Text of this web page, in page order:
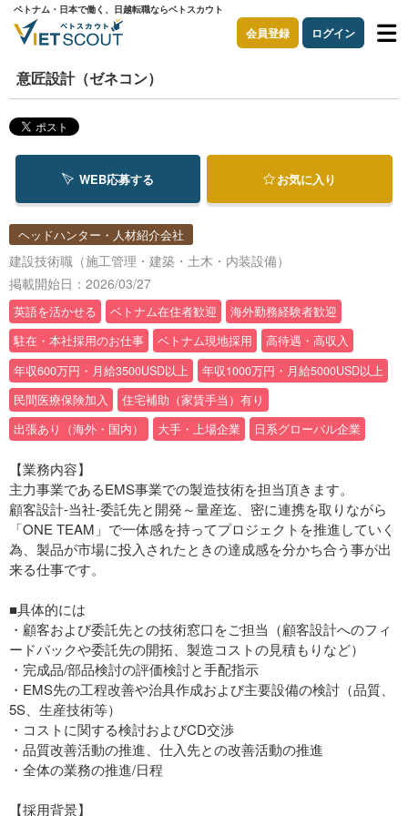
ベトナム・日本で働く、日越転職ならベトスカウト
会員登録 ログイン
意匠設計（ゼネコン）
WEB応募する お気に入り
ヘッドハンター・人材紹介会社
建設技術職（施工管理・建築・土木・内装設備）
掲載開始日：2026/03/27
英語を活かせる ベトナム在住者歓迎
海外勤務経験者歓迎
駐在・本社採用のお仕事
ベトナム現地採用
高待遇・高収入
年収600万円・月給3500USD以上
年収1000万円・月給5000USD以上
民間医療保険加入
住宅補助（家賃手当）有り
出張あり（海外・国内）
大手・上場企業 日系グローバル企業
【業務内容】
主力事業であるEMS事業での製造技術を担当頂きます。
顧客設計-当社-委託先と開発～量産迄、密に連携を取りながら
「ONE TEAM」で一体感を持ってプロジェクトを推進していく
為、製品が市場に投入されたときの達成感を分かち合う事が出
来る仕事です。
■具体的には
・顧客および委託先との技術窓口をご担当（顧客設計へのフィ
ードバックや委託先の開拓、製造コストの見積もりなど）
・完成品/部品検討の評価検討と手配指示
・EMS先の工程改善や治具作成および主要設備の検討（品質、
5S、生産技術等）
・コストに関する検討およびCD交渉
・品質改善活動の推進、仕入先との改善活動の推進
・全体の業務の推進/日程
【採用背景】